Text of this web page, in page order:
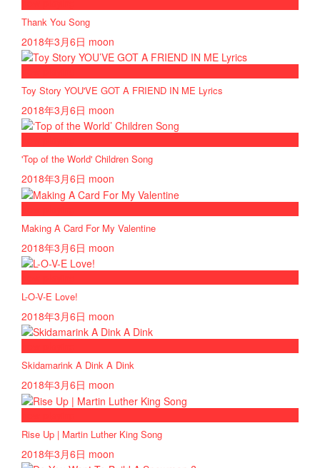
Thank You Song
2018年3月6日 moon
Toy Story YOU'VE GOT A FRIEND IN ME Lyrics
2018年3月6日 moon
'Top of the World' Children Song
2018年3月6日 moon
Making A Card For My Valentine
2018年3月6日 moon
L-O-V-E Love!
2018年3月6日 moon
Skidamarink A Dink A Dink
2018年3月6日 moon
Rise Up | Martin Luther King Song
2018年3月6日 moon